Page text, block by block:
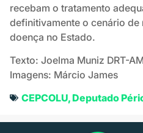
recebam o tratamento
definitivamente o cenário de
doença no Estado.
Texto: Joelma Muniz DRT-
Imagens: Márcio James
CEPCOLU,Deputado